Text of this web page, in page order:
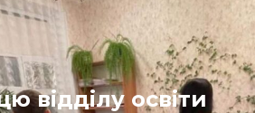
відділу освіти